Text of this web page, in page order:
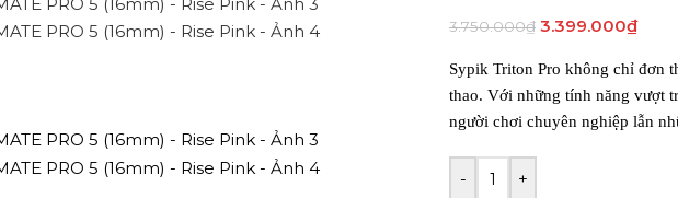
3.750.000₫ 3.399.000₫
Sypik Triton Pro không chỉ đơn
thao. Với những tính năng vượt
người chơi chuyên nghiệp lẫn
- +